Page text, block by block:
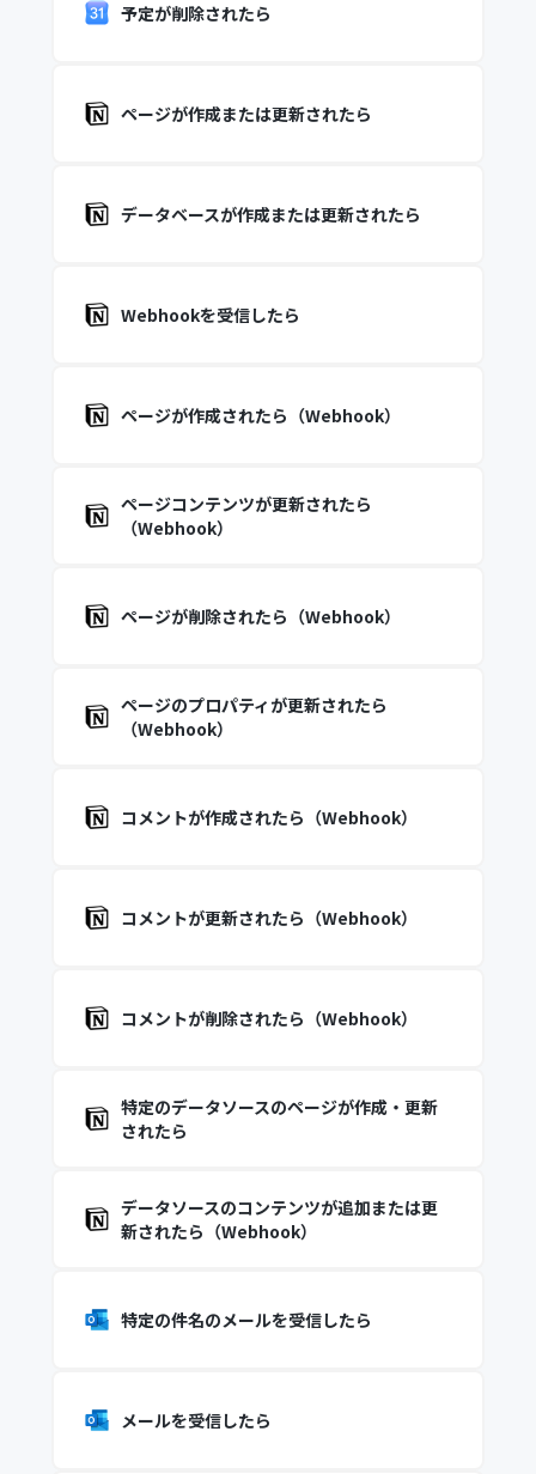
予定が削除されたら
ページが作成または更新されたら
データベースが作成または更新されたら
Webhookを受信したら
ページが作成されたら（Webhook）
ページコンテンツが更新されたら
（Webhook）
ページが削除されたら（Webhook）
ページのプロパティが更新されたら
（Webhook）
コメントが作成されたら（Webhook）
コメントが更新されたら（Webhook）
コメントが削除されたら（Webhook）
特定のデータソースのページが作成・更新
されたら
データソースのコンテンツが追加または更
新されたら（Webhook）
特定の件名のメールを受信したら
メールを受信したら